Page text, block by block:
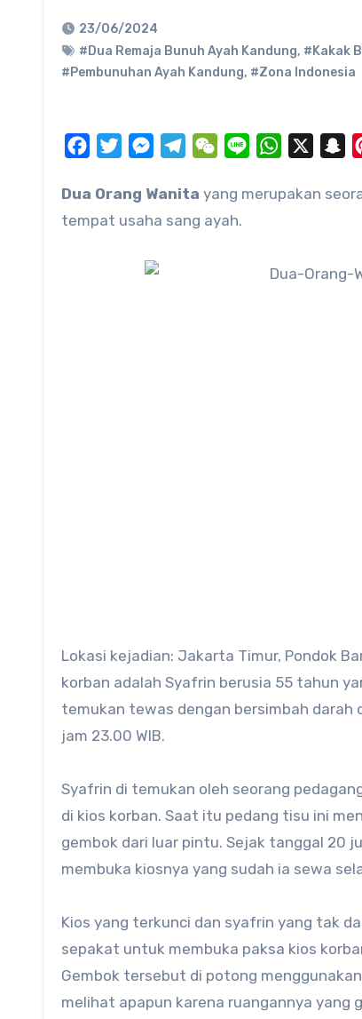
23/06/2024
#Dua Remaja Bunuh Ayah Kandung, #Kakak
#Pembunuhan Ayah Kandung, #Zona Indonesia
FacebookTwitterMessengerTelegramWeChat
Line WhatsApp
Dua Orang Wanita yang merupakan
tempat usaha sang ayah.
Lokasi kejadian: Jakarta Timur, Pondok
korban adalah Syafrin berusia 55 tahun
temukan tewas dengan bersimbah darah
jam 23.00 WIB.
Syafrin di temukan oleh seorang
di kios korban. Saat itu pedang tisu ini
gembok dari luar pintu. Sejak tanggal 20
membuka kiosnya yang sudah ia sewa
Kios yang terkunci dan syafrin yang tak
sepakat untuk membuka paksa kios
Gembok tersebut di potong
melihat apapun karena ruangannya yang